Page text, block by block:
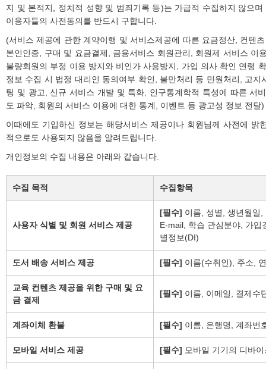
지 및 본적지, 정치적 성향 및 범죄기록 등)는 가급적 수집하지 않으
이용자들의 사전동의를 반드시 구합니다.
(서비스 제공에 관한 계약이행 및 서비스제공에 따른 요금정산, 컨텐
본인인증, 구매 및 요금결제, 금융서비스 회원관리, 회원제 서비스 이
불량회원의 부정 이용 방지와 비인가 사용방지, 가입 의사 확인 연령
정보 수집 시 법정 대리인 동의여부 확인, 불만처리 등 민원처리, 고지
팅 및 광고, 신규 서비스 개발 및 특화, 인구통계학적 특성에 따른 서
도 파악, 회원의 서비스 이용에 대한 통계, 이벤트 등 광고성 정보 전달)
이때에도 기입하신 정보는 해당서비스 제공이나 회원님께 사전에 밝
적으로도 사용되지 않음을 알려드립니다.
개인정보의 수집 내용은 아래와 같습니다.
수집 목적 수집항목
사용자 식별 및 회원 서비스 제공
[필수] 이름, 성별, 생년월일
E-mail, 학습 관심분야, 가입
별정보(DI)
도서 배송 서비스 제공 [필수] 이름(수취인), 주소,
교육 컨텐츠 제공을 위한 구매 및 요
금 결제
[필수] 이름, 이메일, 결제수
계좌이체 환불 [필수] 이름, 은행명, 계좌번
모바일 서비스 제공 [필수] 모바일 기기의 디바